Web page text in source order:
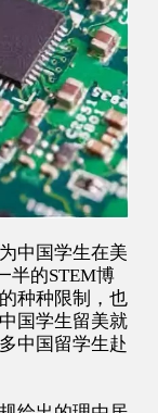
中国学生在美
半的STEM博
种种限制，也
国学生留美就
中国留学生赴